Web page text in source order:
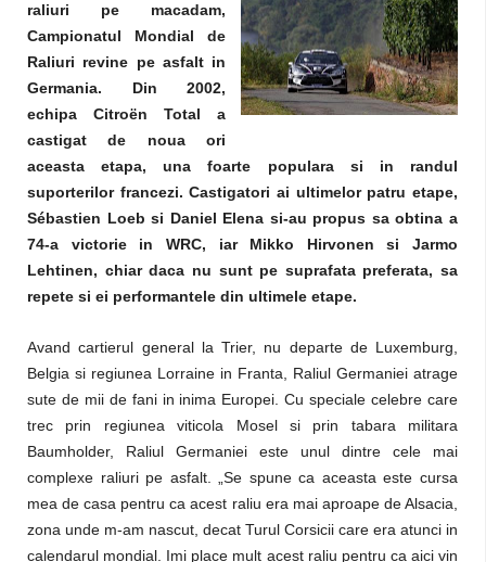
raliuri pe macadam,
Campionatul Mondial de
Raliuri revine pe asfalt in
Germania. Din 2002,
echipa Citroën Total a
castigat de noua ori
aceasta etapa, una foarte populara si in randul
suporterilor francezi. Castigatori ai ultimelor patru etape,
Sébastien Loeb si Daniel Elena si-au propus sa obtina a
74-a victorie in WRC, iar Mikko Hirvonen si Jarmo
Lehtinen, chiar daca nu sunt pe suprafata preferata, sa
repete si ei performantele din ultimele etape.
Avand cartierul general la Trier, nu departe de Luxemburg,
Belgia si regiunea Lorraine in Franta, Raliul Germaniei atrage
sute de mii de fani in inima Europei. Cu speciale celebre care
trec prin regiunea viticola Mosel si prin tabara militara
Baumholder, Raliul Germaniei este unul dintre cele mai
complexe raliuri pe asfalt. „Se spune ca aceasta este cursa
mea de casa pentru ca acest raliu era mai aproape de Alsacia,
zona unde m-am nascut, decat Turul Corsicii care era atunci in
calendarul mondial. Imi place mult acest raliu pentru ca aici vin